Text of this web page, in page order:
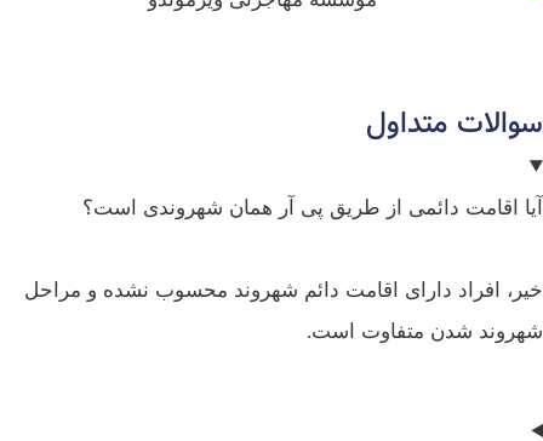
سوالات متداول
آیا اقامت دائمی از طریق پی آر همان شهروندی است؟
خیر، افراد دارای اقامت دائم شهروند محسوب نشده و مراحل
شهروند شدن متفاوت است.